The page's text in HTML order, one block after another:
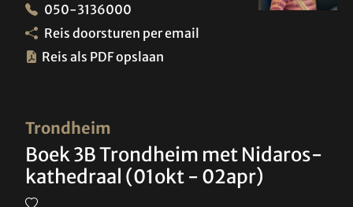
Trondheim
Boek 3B Trondheim met Nidaros-
kathedraal (01okt - 02apr)
050-3136000
Reis doorsturen per email
Reis als PDF opslaan